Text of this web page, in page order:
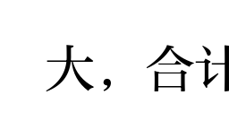
大，合